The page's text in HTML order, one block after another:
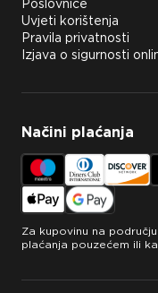
Poslovnice
Uvjeti korištenja
Pravila privatnosti
Izjava o sigurnosti
Načini plaćanja
Za kupovinu na
plaćanja pouzećem ili